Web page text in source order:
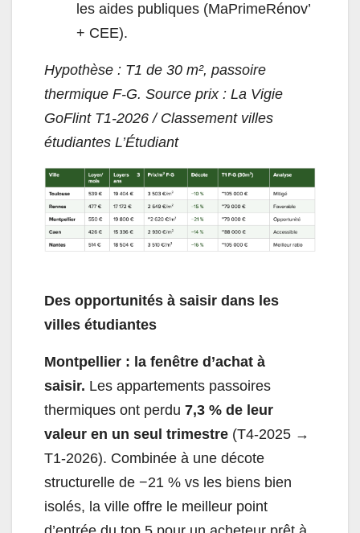
les aides publiques (MaPrimeRénov’
+ CEE).
Hypothèse : T1 de 30 m², passoire
thermique F-G. Source prix : La Vigie
GoFlint T1-2026 / Classement villes
étudiantes L’Étudiant
Des opportunités à saisir dans les
villes étudiantes
Montpellier : la fenêtre d’achat à
saisir. Les appartements passoires
thermiques ont perdu 7,3 % de leur
valeur en un seul trimestre (T4-2025 →
T1-2026). Combinée à une décote
structurelle de −21 % vs les biens bien
isolés, la ville offre le meilleur point